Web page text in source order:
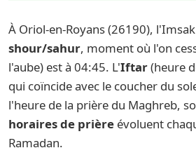
À Oriol-en-Royans (26190),
shour/sahur, moment où l'on
l'aube) est à 04:45. L'Iftar(heure
qui coïncide avec le coucher du
l'heure de la prière du Maghreb,
horaires de prière évoluent
Ramadan.